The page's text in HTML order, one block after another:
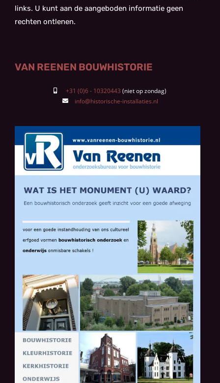
links. U kunt aan de aangeboden informatie geen
rechten ontlenen.
VAN REENEN BOUWHISTORIE
+31 (0)6 - 10320443
info@historische-installaties.nl